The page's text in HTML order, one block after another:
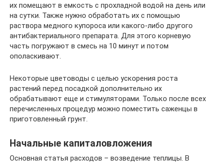
их помещают в емкость с прохладной водой на день или
на сутки. Также нужно обработать их с помощью
раствора медного купороса или какого-либо другого
антибактериального препарата. Для этого корневую
часть погружают в смесь на 10 минут и потом
ополаскивают.
Некоторые цветоводы с целью ускорения роста
растений перед посадкой дополнительно их
обрабатывают еще и стимуляторами. Только после всех
перечисленных процедур можно поместить саженцы в
приготовленный грунт.
Начальные капиталовложения
Основная статья расходов – возведение теплицы. В